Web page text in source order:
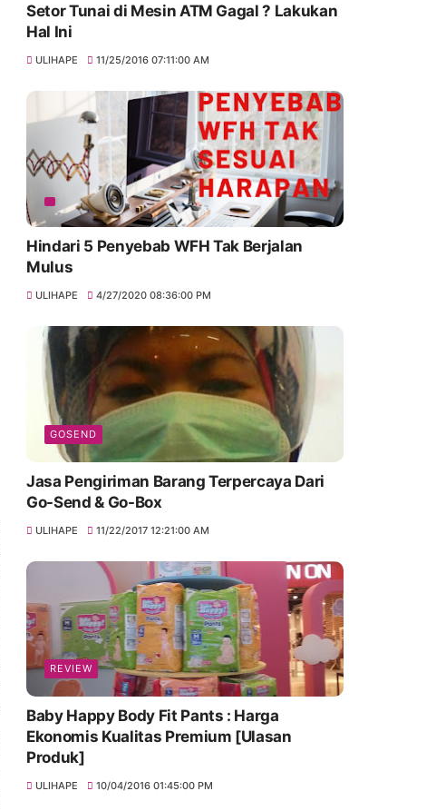
Setor Tunai di Mesin ATM Gagal ? Lakukan
Hal Ini
ULIHAPE 11/25/2016 07:11:00 AM
Hindari 5 Penyebab WFH Tak Berjalan
Mulus
ULIHAPE 4/27/2020 08:36:00 PM
GOSEND
Jasa Pengiriman Barang Terpercaya Dari
Go-Send & Go-Box
ULIHAPE 11/22/2017 12:21:00 AM
REVIEW
Baby Happy Body Fit Pants : Harga
Ekonomis Kualitas Premium [Ulasan
Produk]
ULIHAPE 10/04/2016 01:45:00 PM